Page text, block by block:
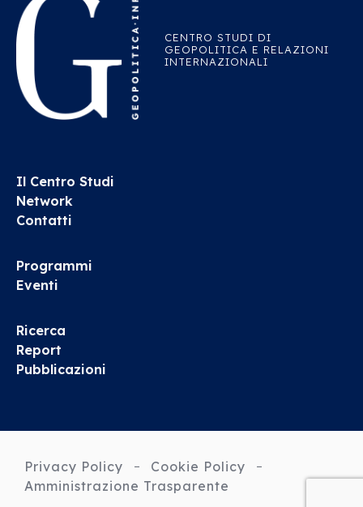
CENTRO STUDI DI
GEOPOLITICA E RELAZIONI
INTERNAZIONALI
Il Centro Studi
Network
Contatti
Programmi
Eventi
Ricerca
Report
Pubblicazioni
Privacy Policy
Cookie Policy
Amministrazione Trasparente